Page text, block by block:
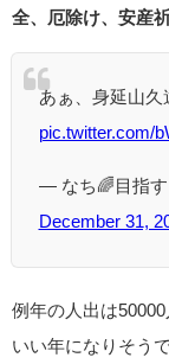
全、厄除け、安産
あぁ、身延山久
pic.twitter.com/
— なち🌈目指す
December 31,
例年の人出は
いい年になりそうで